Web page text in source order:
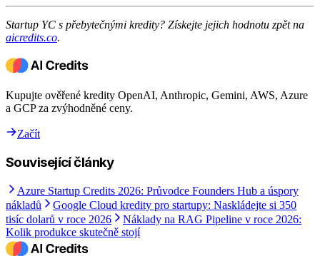
Startup YC s přebytečnými kredity? Získejte jejich hodnotu zpět na
aicredits.co.
Kupujte ověřené kredity OpenAI, Anthropic, Gemini, AWS, Azure
a GCP za zvýhodněné ceny.
Začít
Související články
Azure Startup Credits 2026: Průvodce Founders Hub a úspory
nákladů
Google Cloud kredity pro startupy: Naskládejte si 350
tisíc dolarů v roce 2026
Náklady na RAG Pipeline v roce 2026:
Kolik produkce skutečně stojí